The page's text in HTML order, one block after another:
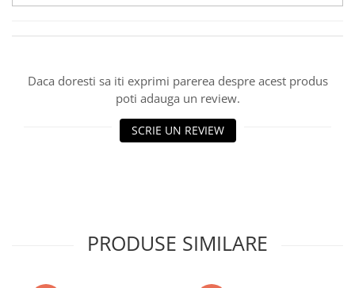
Daca doresti sa iti exprimi parerea despre acest produs
poti adauga un review.
SCRIE UN REVIEW
PRODUSE SIMILARE